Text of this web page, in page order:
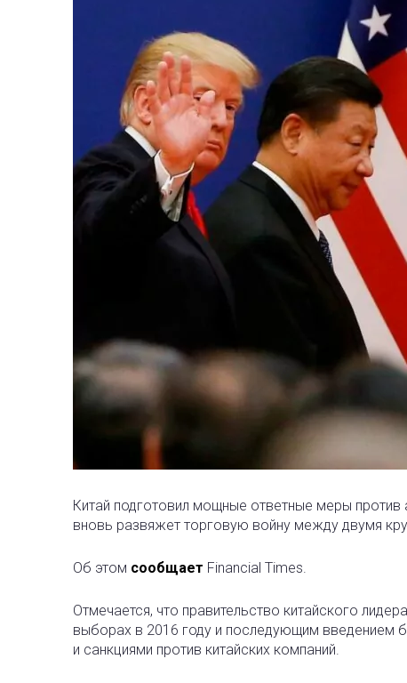
Китай подготовил мощные ответные меры против
вновь развяжет торговую войну между двумя
Об этом сообщает Financial Times.
Отмечается, что правительство китайского
выборах в 2016 году и последующим введением
и санкциями против китайских компаний.